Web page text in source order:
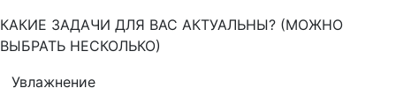
КАКИЕ ЗАДАЧИ ДЛЯ ВАС АКТУАЛЬНЫ? (МОЖНО
ВЫБРАТЬ НЕСКОЛЬКО)
Увлажнение